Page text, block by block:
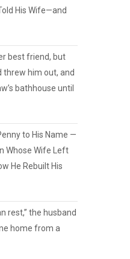
His Wife—and
best friend, but
threw him out, and
bathhouse until
to His Name —
Whose Wife Left
He Rebuilt His
rest,” the husband
home from a